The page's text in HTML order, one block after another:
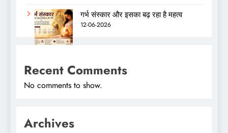
गर्भ संस्कार और इसका बढ़ रहा है महत्व
12-06-2026
Recent Comments
No comments to show.
Archives